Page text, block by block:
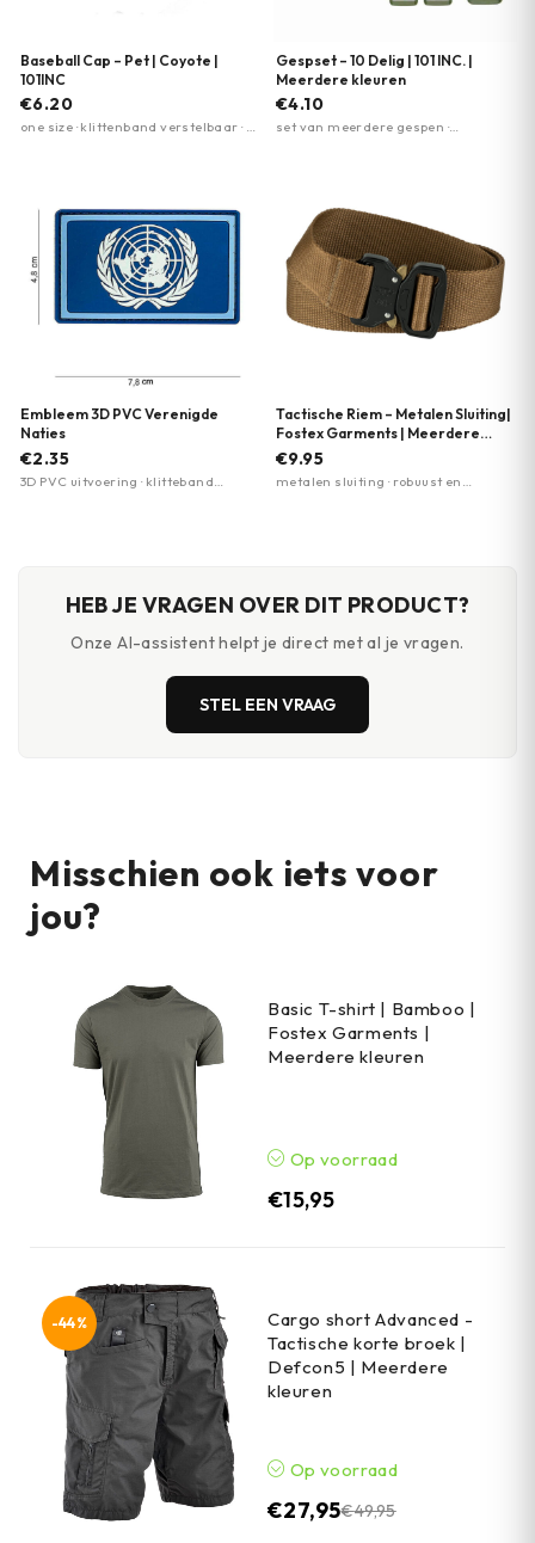
Baseball Cap – Pet | Coyote |
101INC
€6.20
one size · klittenband verstelbaar · 4
Gespset – 10 Delig | 101 INC. |
Meerdere kleuren
€4.10
set van meerdere gespen ·
Embleem 3D PVC Verenigde
Naties
€2.35
3D PVC uitvoering · klitteband
Tactische Riem – Metalen Sluiting|
Fostex Garments | Meerdere
kleuren
€9.95
metalen sluiting · robuust en
HEB JE VRAGEN OVER DIT PRODUCT?
Onze AI-assistent helpt je direct met al je vragen.
STEL EEN VRAAG
Misschien ook iets voor
jou?
Basic T-shirt | Bamboo |
Fostex Garments |
Meerdere kleuren
Op voorraad
€15,95
-44%
Cargo short Advanced -
Tactische korte broek |
Defcon5 | Meerdere
kleuren
Op voorraad
€49,95
€27,95